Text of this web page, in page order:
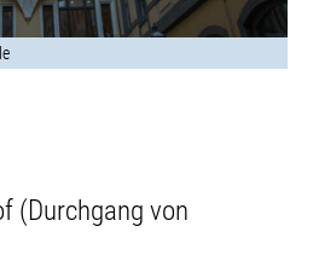
(Durchgang von